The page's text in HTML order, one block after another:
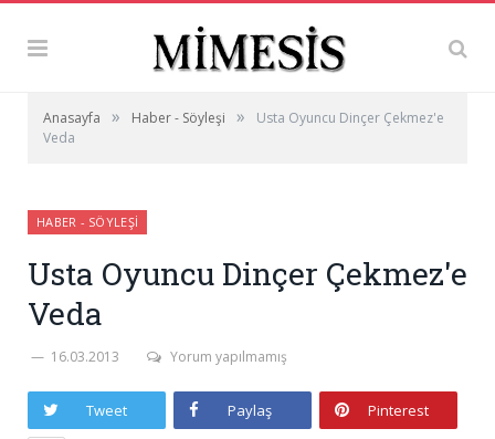
Anasayfa » Haber - Söyleşi »
Usta Oyuncu Dinçer Çekmez'e
Veda
HABER - SÖYLEŞI
Usta Oyuncu Dinçer Çekmez'e
Veda
16.03.2013 Yorum yapılmamış
Tweet Paylaş Pinterest